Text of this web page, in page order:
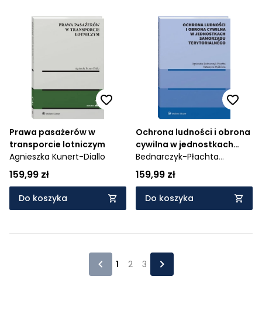
Prawa pasażerów w
transporcie lotniczym
Agnieszka Kunert-Diallo
159,99 zł
Do koszyka
Ochrona ludności i obrona
cywilna w jednostkach
samorządu terytorialnego
Bednarczyk-Płachta
Agnieszka,
Katarzyna
159,99 zł
Do koszyka
1 2 3